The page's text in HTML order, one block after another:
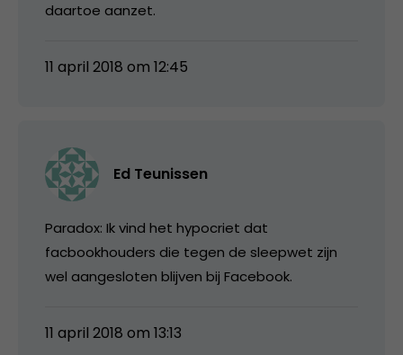
daartoe aanzet.
11 april 2018 om 12:45
Ed Teunissen
Paradox: Ik vind het hypocriet dat
facbookhouders die tegen de sleepwet zijn
wel aangesloten blijven bij Facebook.
11 april 2018 om 13:13